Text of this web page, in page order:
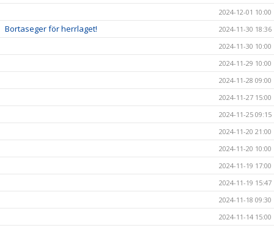
2024-12-01 10:00
Bortaseger för herrlaget!
2024-11-30 18:36
2024-11-30 10:00
2024-11-29 10:00
2024-11-28 09:00
2024-11-27 15:00
2024-11-25 09:15
2024-11-20 21:00
2024-11-20 10:00
2024-11-19 17:00
2024-11-19 15:47
2024-11-18 09:30
2024-11-14 15:00